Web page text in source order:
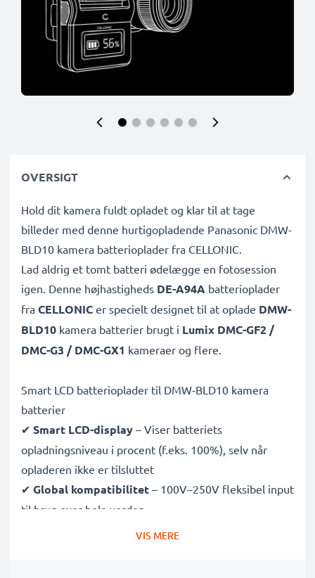
OVERSIGT
Hold dit kamera fuldt opladet og klar til at tage
billeder med denne hurtigopladende Panasonic DMW-
BLD10 kamera batterioplader fra CELLONIC.
Lad aldrig et tomt batteri ødelægge en fotosession
igen. Denne højhastigheds DE-A94A batterioplader
fra CELLONIC er specielt designet til at oplade DMW-
BLD10 kamera batterier brugt i Lumix DMC-GF2 /
DMC-G3 / DMC-GX1 kameraer og flere.
Smart LCD batterioplader til DMW-BLD10 kamera
batterier
✔ Smart LCD-display – Viser batteriets
opladningsniveau i procent (f.eks. 100%), selv når
opladeren ikke er tilsluttet
✔ Global kompatibilitet – 100V–250V fleksibel input
til brug over hele verden
Intelligent opladning– Skånsom, variabel
VIS MERE